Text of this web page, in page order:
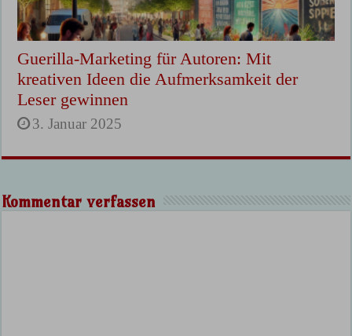
Guerilla-Marketing für Autoren: Mit
kreativen Ideen die Aufmerksamkeit der
Leser gewinnen
3. Januar 2025
Kommentar verfassen